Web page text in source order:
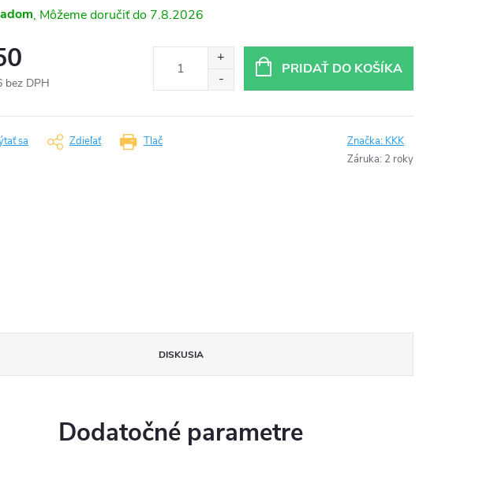
7.8.2026
bez DPH
PRIDAŤ DO KOŠÍKA
Tlač
sa Zdieľať Značka: KKK
Záruka: 2 roky
DISKUSIA
Dodatočné parametre